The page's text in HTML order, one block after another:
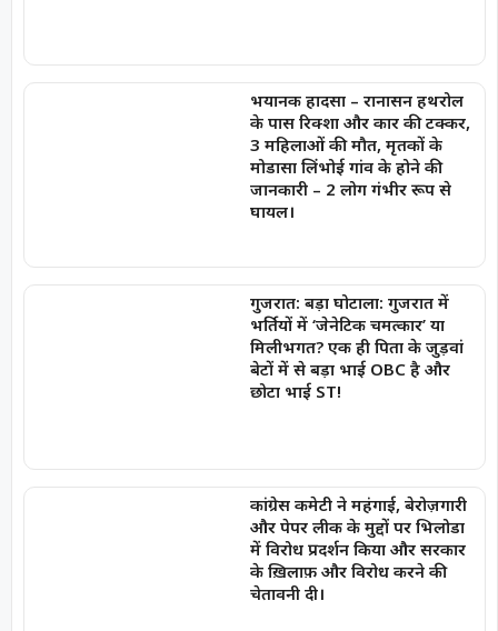
भयानक हादसा – रानासन हथरोल
के पास रिक्शा और कार की टक्कर,
3 महिलाओं की मौत, मृतकों के
मोडासा लिंभोई गांव के होने की
जानकारी – 2 लोग गंभीर रूप से
घायल।
गुजरात: बड़ा घोटाला: गुजरात में
भर्तियों में ‘जेनेटिक चमत्कार’ या
मिलीभगत? एक ही पिता के जुड़वां
बेटों में से बड़ा भाई OBC है और
छोटा भाई ST!
कांग्रेस कमेटी ने महंगाई, बेरोज़गारी
और पेपर लीक के मुद्दों पर भिलोडा
में विरोध प्रदर्शन किया और सरकार
के ख़िलाफ़ और विरोध करने की
चेतावनी दी।